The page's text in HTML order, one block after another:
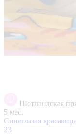
Шотландская
5 мес.
Синеглазая красавица
23